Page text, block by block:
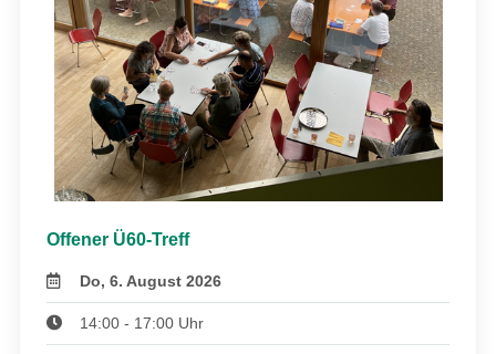
Offener Ü60-Treff
Do, 6. August 2026
14:00 - 17:00 Uhr